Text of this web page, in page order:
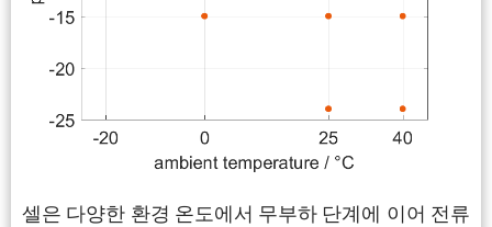
셀은 다양한 환경 온도에서 무부하 단계에 이어 전류